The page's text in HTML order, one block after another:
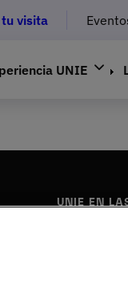
visita
UNIE
UNIE EN